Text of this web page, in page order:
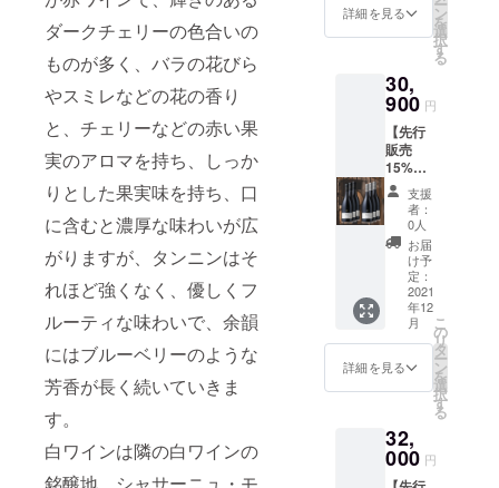
ダークチェリーの色合いの
ものが多く、バラの花びら
やスミレなどの花の香り
と、チェリーなどの赤い果
実のアロマを持ち、しっか
りとした果実味を持ち、口
に含むと濃厚な味わいが広
がりますが、タンニンはそ
れほど強くなく、優しくフ
ルーティな味わいで、余韻
にはブルーベリーのような
芳香が長く続いていきま
す。
白ワインは隣の白ワインの
銘醸地、シャサーニュ・モ
の方へ
の酒類
ませ
ん。
￥23,10
0-
料込）
特別価
格
￥18,60
0-
（税
込・送
料込、
￥4,500
-引き、
20%off
） -------
-----------
-----------
-----------
本の内
容を、
ワイン
ご自由
に組み
ン・バ
オー
ム ブ
ニュ
産
シャル
ドネ］
750ml
定価：
￥3,850
本 通常
価格
￥23,10
0-
込・送
料込）
￥19,65
0-
（税
ネー
ル］
750ml
定価：
￥6,050
- 白ワイ
ン
Jean
Baptist
Jessiau
A.O.C.
Santen
Blanc
2019
［ジャ
ジェシ
オー
セット
赤ワイ
ン
Baptist
e
Jessiau
me
A.O.C.
Rully
premier
cru "La
Fosse"
Rouge
2019
［ジャ
ン・バ
プティ
スタ・
ジェシ
オー
級畑
「ラ・
フォッ
詳細を見る ン
を
選
択
す
る
30,
900 円
【先行
販売
15%割
引＆送
料込
み】サ
ント
ネー産
ワイン6
本セッ
イン
Jean
Baptist
e
Jessiau
A.O.C.
Santen
ay
支援
者：
0人
お届
け予
定：
2021
年12
月
詳細を見る
こ
の
リ
タ
ー
ン
を
選
択
す
る
32,
000 円